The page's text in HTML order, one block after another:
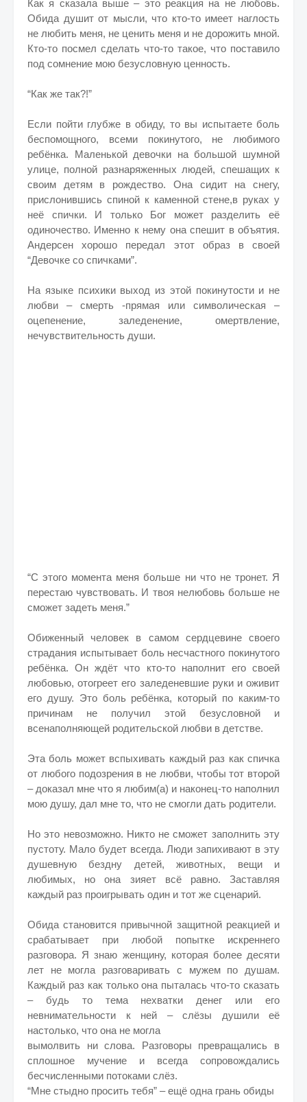
Как я сказала выше – это реакция на не любовь.
Обида душит от мысли, что кто-то имеет наглость
не любить меня, не ценить меня и не дорожить мной.
Кто-то посмел сделать что-то такое, что поставило
под сомнение мою безусловную ценность.
“Как же так?!”
Если пойти глубже в обиду, то вы испытаете боль
беспомощного, всеми покинутого, не любимого
ребёнка. Маленькой девочки на большой шумной
улице, полной разнаряженных людей, спешащих к
своим детям в рождество. Она сидит на снегу,
прислонившись спиной к каменной стене,в руках у
неё спички. И только Бог может разделить её
одиночество. Именно к нему она спешит в объятия.
Андерсен хорошо передал этот образ в своей
“Девочке со спичками”.
На языке психики выход из этой покинутости и не
любви – смерть -прямая или символическая –
оцепенение, заледенение, омертвление,
нечувствительность души.
“С этого момента меня больше ни что не тронет. Я
перестаю чувствовать. И твоя нелюбовь больше не
сможет задеть меня.”
Обиженный человек в самом сердцевине своего
страдания испытывает боль несчастного покинутого
ребёнка. Он ждёт что кто-то наполнит его своей
любовью, отогреет его заледеневшие руки и оживит
его душу. Это боль ребёнка, который по каким-то
причинам не получил этой безусловной и
всенаполняющей родительской любви в детстве.
Эта боль может вспыхивать каждый раз как спичка
от любого подозрения в не любви, чтобы тот второй
– доказал мне что я любим(а) и наконец-то наполнил
мою душу, дал мне то, что не смогли дать родители.
Но это невозможно. Никто не сможет заполнить эту
пустоту. Мало будет всегда. Люди запихивают в эту
душевную бездну детей, животных, вещи и
любимых, но она зияет всё равно. Заставляя
каждый раз проигрывать один и тот же сценарий.
Обида становится привычной защитной реакцией и
срабатывает при любой попытке искреннего
разговора. Я знаю женщину, которая более десяти
лет не могла разговаривать с мужем по душам.
Каждый раз как только она пыталась что-то сказать
– будь то тема нехватки денег или его
невнимательности к ней – слёзы душили её
настолько, что она не могла
вымолвить ни слова. Разговоры превращались в
сплошное мучение и всегда сопровождались
бесчисленными потоками слёз.
“Мне стыдно просить тебя” – ещё одна грань обиды